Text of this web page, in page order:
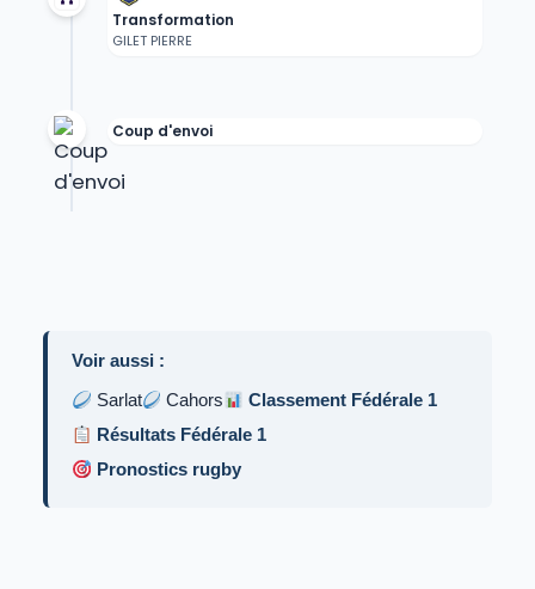
Transformation
GILET PIERRE
Coup d'envoi
Voir aussi :
Sarlat Cahors
Classement Fédérale 1
Résultats Fédérale 1
Pronostics rugby